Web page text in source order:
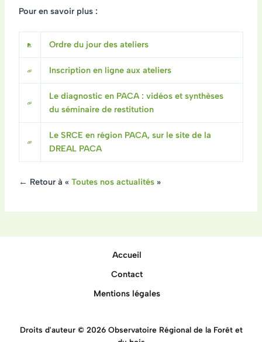
Pour en savoir plus :
Ordre du jour des ateliers
Inscription en ligne aux ateliers
Le diagnostic en PACA : vidéos et synthèses
du séminaire de restitution
Le SRCE en région PACA, sur le site de la
DREAL PACA
← Retour à « Toutes nos actualités»
Accueil
Contact
Mentions légales
Droits d'auteur © 2026 Observatoire Régional de la Forêt et